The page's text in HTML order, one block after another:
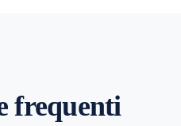
frequenti